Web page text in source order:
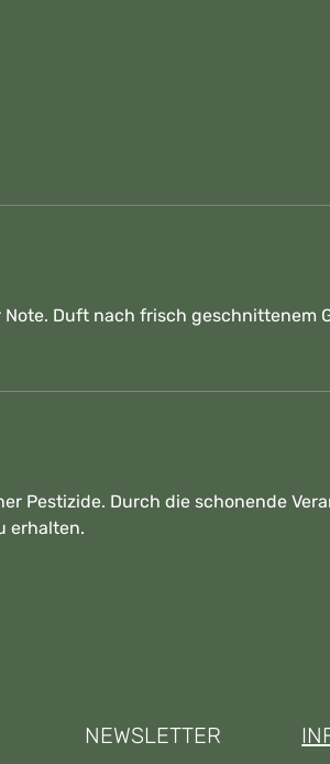
Duft nach frisch geschnittenem
Pestizide. Durch die schonende
erhalten.
NEWSLETTER